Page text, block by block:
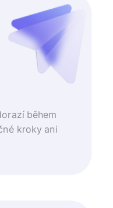
během
kroky ani